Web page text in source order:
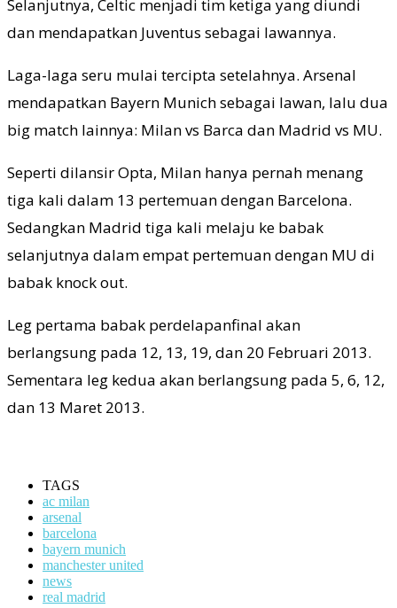
Selanjutnya, Celtic menjadi tim ketiga yang diundi
dan mendapatkan Juventus sebagai lawannya.
Laga-laga seru mulai tercipta setelahnya. Arsenal
mendapatkan Bayern Munich sebagai lawan, lalu dua
big match lainnya: Milan vs Barca dan Madrid vs MU.
Seperti dilansir Opta, Milan hanya pernah menang
tiga kali dalam 13 pertemuan dengan Barcelona.
Sedangkan Madrid tiga kali melaju ke babak
selanjutnya dalam empat pertemuan dengan MU di
babak knock out.
Leg pertama babak perdelapanfinal akan
berlangsung pada 12, 13, 19, dan 20 Februari 2013.
Sementara leg kedua akan berlangsung pada 5, 6, 12,
dan 13 Maret 2013.
TAGS
ac milan
arsenal
barcelona
bayern munich
manchester united
news
real madrid